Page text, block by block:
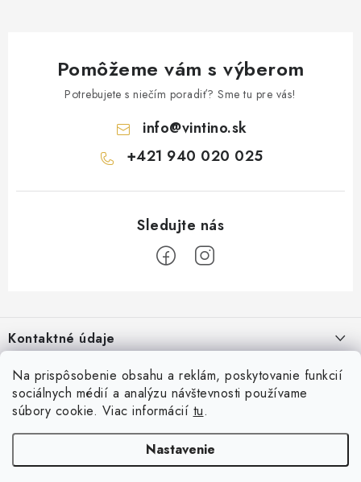
Na prispôsobenie obsahu a reklám, poskytovanie funkcií
sociálnych médií a analýzu návštevnosti používame
súbory cookie. Viac informácií tu.
Nastavenie
Pomôžeme vám s výberom
Potrebujete s niečím poradiť? Sme tu pre vás!
info@vintino.sk
+421 940 020 025
pKontaktné údaje
Vintino.sk
Prevádzkovateľ: LAURES s.r.o.
IČO: 54761158
DIČ: 2121781255
O nás
Všeobecné obchodné podmienky
Reklamácia a vrátenia tovaru
Podmienky ochrany osobných údajov
Prihlásenie
Online platby